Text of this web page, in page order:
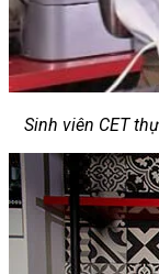
Sinh viên CET